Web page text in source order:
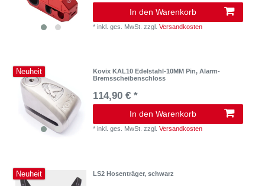
In den Warenkorb
*inkl. ges. MwSt. zzgl.Versandkosten
Neuheit
Kovix KAL10 Edelstahl-10MM Pin, Alarm-
Bremsscheibenschloss
114,90 € *
In den Warenkorb
*inkl. ges. MwSt. zzgl.Versandkosten
Neuheit LS2 Hosenträger, schwarz